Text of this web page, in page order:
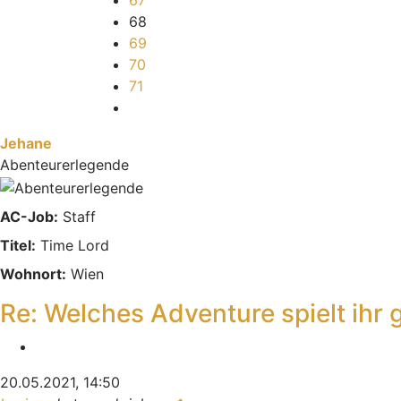
68
69
70
71
Jehane
Abenteurerlegende
AC-Job: Staff
Titel: Time Lord
Wohnort: Wien
Re: Welches Adventure spielt ihr
20.05.2021, 14:50